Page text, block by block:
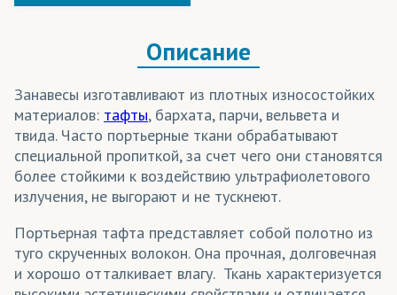
Описание
Занавесы изготавливают из плотных износостойких
материалов: тафты, бархата, парчи, вельвета и
твида. Часто портьерные ткани обрабатывают
специальной пропиткой, за счет чего они становятся
более стойкими к воздействию ультрафиолетового
излучения, не выгорают и не тускнеют.
Портьерная тафта представляет собой полотно из
туго скрученных волокон. Она прочная, долговечная
и хорошо отталкивает влагу. Ткань характеризуется